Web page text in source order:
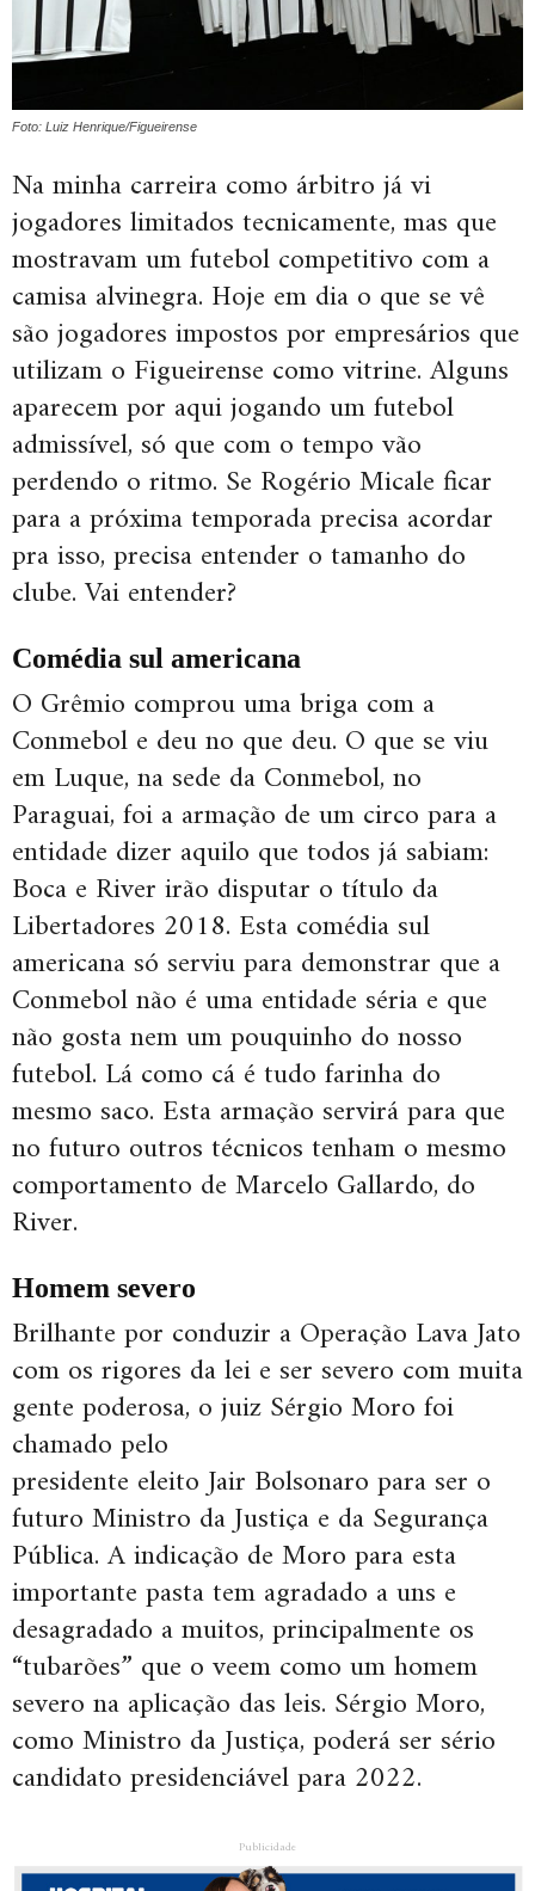
Foto: Luiz Henrique/Figueirense
Na minha carreira como árbitro já vi
jogadores limitados tecnicamente, mas que
mostravam um futebol competitivo com a
camisa alvinegra. Hoje em dia o que se vê
são jogadores impostos por empresários que
utilizam o Figueirense como vitrine. Alguns
aparecem por aqui jogando um futebol
admissível, só que com o tempo vão
perdendo o ritmo. Se Rogério Micale ficar
para a próxima temporada precisa acordar
pra isso, precisa entender o tamanho do
clube. Vai entender?
Comédia sul americana
O Grêmio comprou uma briga com a
Conmebol e deu no que deu. O que se viu
em Luque, na sede da Conmebol, no
Paraguai, foi a armação de um circo para a
entidade dizer aquilo que todos já sabiam:
Boca e River irão disputar o título da
Libertadores 2018. Esta comédia sul
americana só serviu para demonstrar que a
Conmebol não é uma entidade séria e que
não gosta nem um pouquinho do nosso
futebol. Lá como cá é tudo farinha do
mesmo saco. Esta armação servirá para que
no futuro outros técnicos tenham o mesmo
comportamento de Marcelo Gallardo, do
River.
Homem severo
Brilhante por conduzir a Operação Lava Jato
com os rigores da lei e ser severo com muita
gente poderosa, o juiz Sérgio Moro foi
chamado pelo
presidente eleito Jair Bolsonaro para ser o
futuro Ministro da Justiça e da Segurança
Pública. A indicação de Moro para esta
importante pasta tem agradado a uns e
desagradado a muitos, principalmente os
“tubarões” que o veem como um homem
severo na aplicação das leis. Sérgio Moro,
como Ministro da Justiça, poderá ser sério
candidato presidenciável para 2022.
Publicidade